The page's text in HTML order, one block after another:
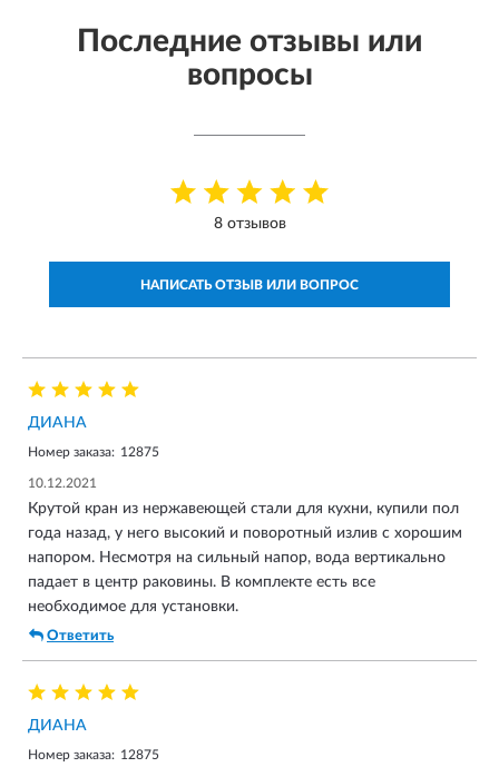
Последние отзывы или
вопросы
8 отзывов
НАПИСАТЬ ОТЗЫВ ИЛИ ВОПРОС
ДИАНА
Номер заказа: 12875
10.12.2021
Крутой кран из нержавеющей стали для кухни, купили пол
года назад, у него высокий и поворотный излив с хорошим
напором. Несмотря на сильный напор, вода вертикально
падает в центр раковины. В комплекте есть все
необходимое для установки.
Ответить
ДИАНА
Номер заказа: 12875